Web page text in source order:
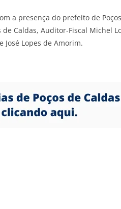
a presença do prefeito de
Caldas, Auditor-Fiscal Michel
José Lopes de Amorim.